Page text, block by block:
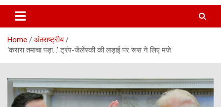
The Sunday views
Home
अंतराष्ट्रीय
‘करारा तमाचा पड़ा…’ ट्रंप-जेलेंस्की की लड़ाई पर रूस ने लिए मजे